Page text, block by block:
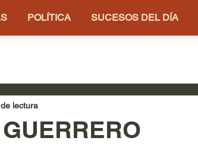
POLÍTICA SUCESOS DEL DÍA
lectura